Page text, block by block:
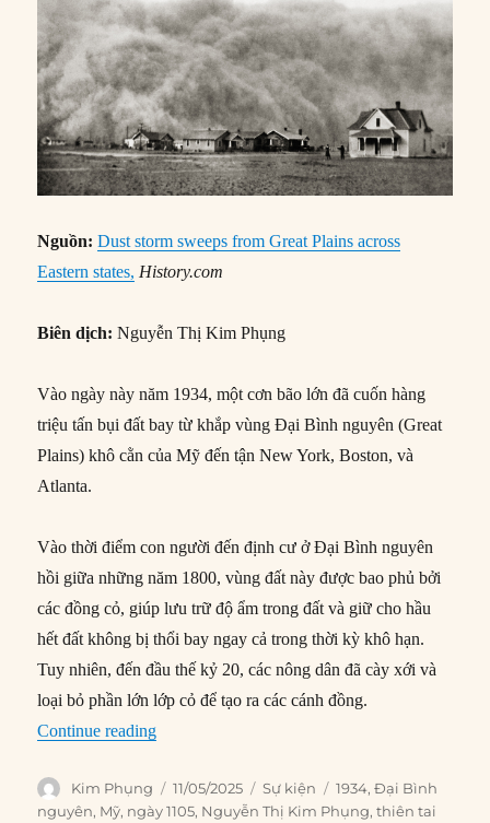
Nguồn:Dust storm sweeps from Great Plains across
Eastern states, History.com
Biên dịch:Nguyễn Thị Kim Phụng
Vào ngày này năm 1934, một cơn bão lớn đã cuốn hàng
triệu tấn bụi đất bay từ khắp vùng Đại Bình nguyên (Great
Plains) khô cằn của Mỹ đến tận New York, Boston, và
Atlanta.
Vào thời điểm con người đến định cư ở Đại Bình nguyên
hồi giữa những năm 1800, vùng đất này được bao phủ bởi
các đồng cỏ, giúp lưu trữ độ ẩm trong đất và giữ cho hầu
hết đất không bị thổi bay ngay cả trong thời kỳ khô hạn.
Tuy nhiên, đến đầu thế kỷ 20, các nông dân đã cày xới và
loại bỏ phần lớn lớp cỏ để tạo ra các cánh đồng.
Continue reading“11/05/1934: Bão bụi quét qua các tiểu bang
Author
Kim Phụng
Posted
on
11/05/2025 Categories
Sự kiện Tags
1934,Đại Bình
nguyên, Mỹ, ngày 1105, Nguyễn Thị Kim Phụng,thiên tai